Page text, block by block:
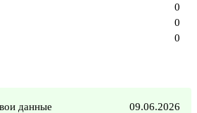
0
0
0
данные 09.06.2026